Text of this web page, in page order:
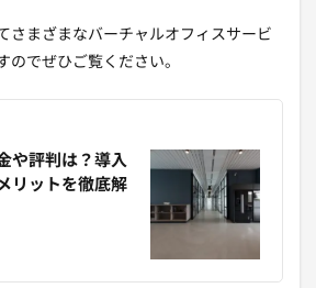
さまざまなバーチャルオフィスサービ
のでぜひご覧ください。
や評判は？導入
リットを徹底解